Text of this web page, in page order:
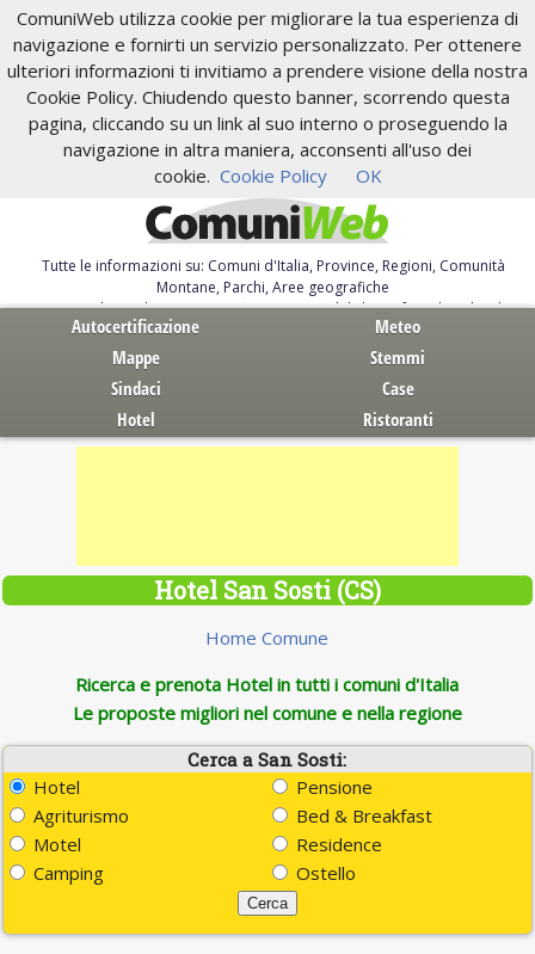
ComuniWeb utilizza cookie per migliorare la tua esperienza di
navigazione e fornirti un servizio personalizzato. Per ottenere
ulteriori informazioni ti invitiamo a prendere visione della nostra
Cookie Policy. Chiudendo questo banner, scorrendo questa
pagina, cliccando su un link al suo interno o proseguendo la
navigazione in altra maniera, acconsenti all'uso dei
cookie. Cookie Policy OK
Tutte le informazioni su: Comuni d'Italia, Province, Regioni, Comunità
Montane, Parchi, Aree geografiche
Servizi al Cittadino. Autocertificazione, moduli, leggi, free download
Autocertificazione
Meteo
Mappe
Stemmi
Sindaci
Case
Hotel
Ristoranti
Hotel San Sosti (CS)
Home Comune
Ricerca e prenota Hotel in tutti i comuni d'Italia
Le proposte migliori nel comune e nella regione
Cerca a San Sosti:
Hotel
Pensione
Agriturismo
Bed & Breakfast
Motel
Residence
Camping
Ostello